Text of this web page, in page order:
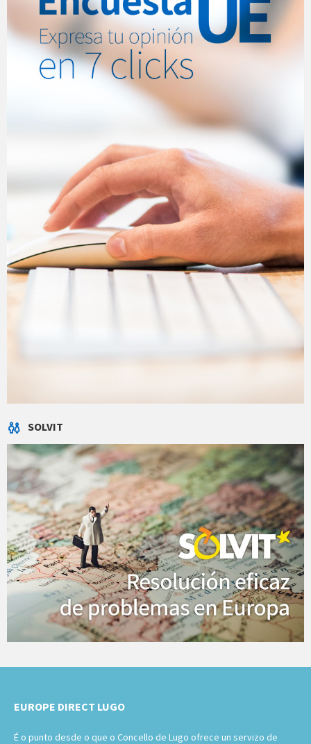
SOLVIT
EUROPE DIRECT LUGO
É o punto desde o que o Concello de Lugo ofrece un servizo de